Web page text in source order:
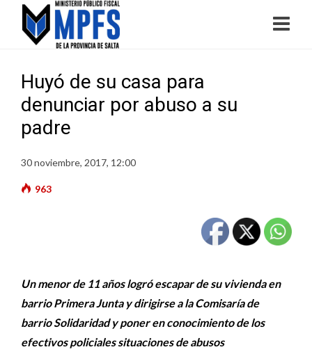
Huyó de su casa para
denunciar por abuso a su
padre
30 noviembre, 2017, 12:00
963
Un menor de 11 años logró escapar de su vivienda en
barrio Primera Junta y dirigirse a la Comisaría de
barrio Solidaridad y poner en conocimiento de los
efectivos policiales situaciones de abusos